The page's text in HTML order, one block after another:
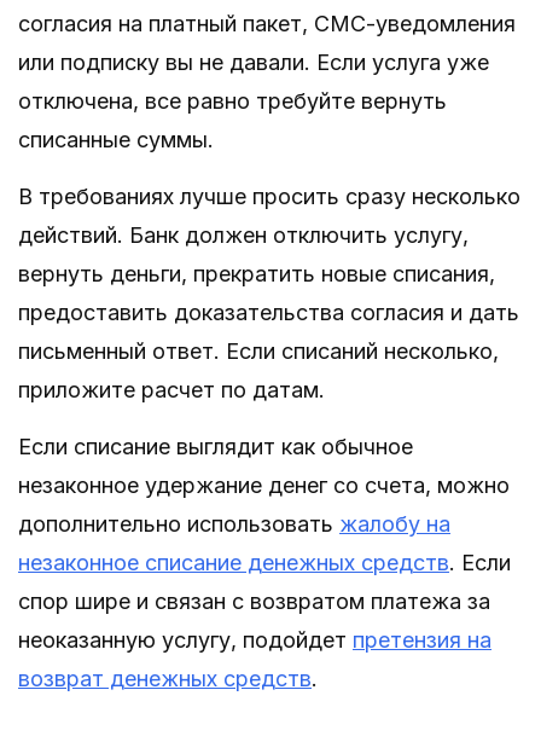
согласия на платный пакет, СМС-уведомления
или подписку вы не давали. Если услуга уже
отключена, все равно требуйте вернуть
списанные суммы.
В требованиях лучше просить сразу несколько
действий. Банк должен отключить услугу,
вернуть деньги, прекратить новые списания,
предоставить доказательства согласия и дать
письменный ответ. Если списаний несколько,
приложите расчет по датам.
Если списание выглядит как обычное
незаконное удержание денег со счета, можно
дополнительно использовать жалобу на
незаконное списание денежных средств. Если
спор шире и связан с возвратом платежа за
неоказанную услугу, подойдет претензия на
возврат денежных средств.